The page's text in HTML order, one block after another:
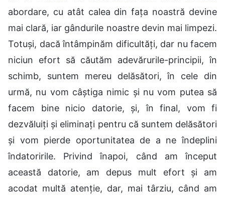
abordare, cu atât calea din fața noastră devine
mai clară, iar gândurile noastre devin mai limpezi.
Totuși, dacă întâmpinăm dificultăți, dar nu facem
niciun efort să căutăm adevărurile-principii, în
schimb, suntem mereu delăsători, în cele din
urmă, nu vom câștiga nimic și nu vom putea să
facem bine nicio datorie, și, în final, vom fi
dezvăluiți și eliminați pentru că suntem delăsători
și vom pierde oportunitatea de a ne îndeplini
îndatoririle. Privind înapoi, când am început
această datorie, am depus mult efort și am
acodat multă atenție, dar, mai târziu, când am